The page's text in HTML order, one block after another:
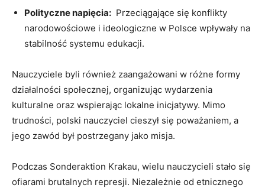
Polityczne napięcia: ​ Przeciągające się konflikty
narodowościowe i ideologiczne w Polsce wpływały⁣ na
stabilność systemu edukacji.
Nauczyciele byli również zaangażowani w różne formy
działalności społecznej, organizując wydarzenia
kulturalne oraz wspierając lokalne inicjatywy. Mimo
trudności, polski nauczyciel cieszył się poważaniem, a
jego zawód był postrzegany jako ⁤misja.
Podczas Sonderaktion Krakau,⁤ wielu nauczycieli‍ stało⁣ się
ofiarami brutalnych represji. Niezależnie od etnicznego